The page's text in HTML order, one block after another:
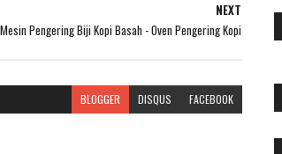
NEXT
Mesin Pengering Biji Kopi Basah - Oven Pengering Kopi
BLOGGER DISQUS FACEBOOK